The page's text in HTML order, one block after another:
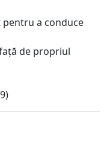
pentru a conduce
de propriul